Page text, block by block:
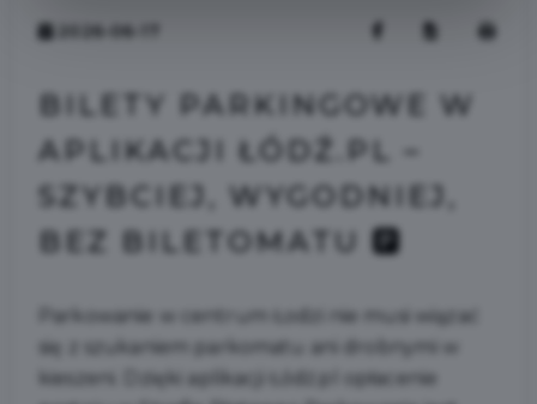
2026-06-17
BILETY PARKINGOWE W
APLIKACJI ŁÓDŹ.PL –
SZYBCIEJ, WYGODNIEJ,
BEZ BILETOMATU 🅿️
Parkowanie w centrum Łodzi nie musi wiązać
się z szukaniem parkomatu ani drobnymi w
kieszeni. Dzięki aplikacji Łódź.pl opłacenie